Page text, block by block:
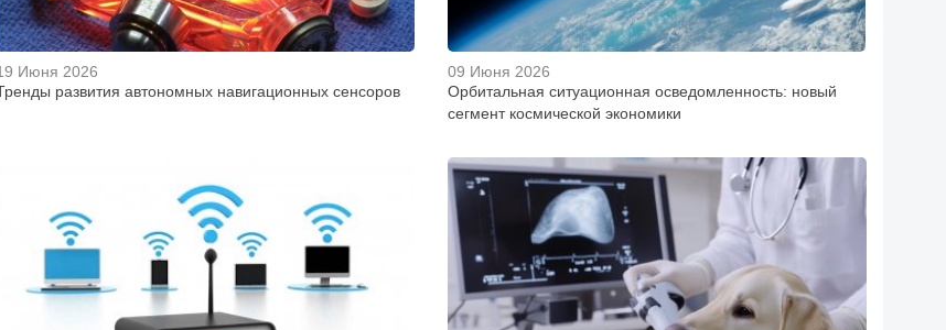
Июня 2026
развития автономных навигационных сенсоров
09 Июня 2026
Орбитальная ситуационная осведомленность: новый
сегмент космической экономики